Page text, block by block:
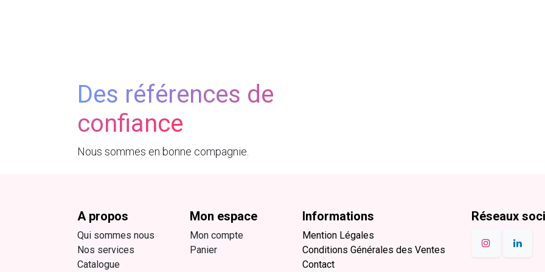
Des références de
confiance
Nous sommes en bonne compagnie.
A propos
Qui sommes nous
Nos services
Catalogue
Mon espace
Mon compte
Panier
Informations
Mention Légales
Conditions Générales des Ventes
Contact
Réseaux